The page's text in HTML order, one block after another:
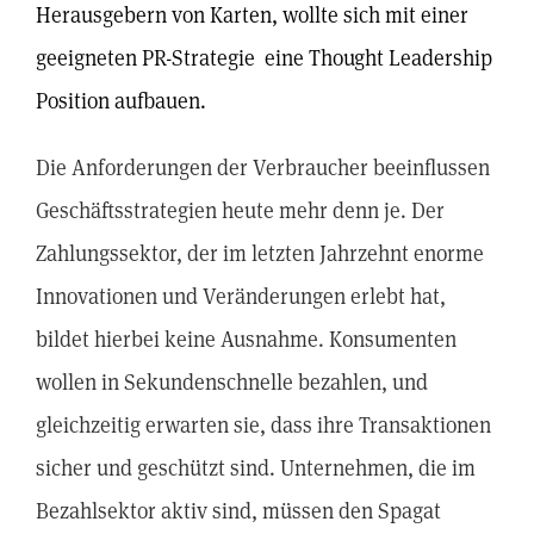
Herausgebern von Karten, wollte sich mit einer
geeigneten PR-Strategie eine Thought Leadership
Position aufbauen.
Die Anforderungen der Verbraucher beeinflussen
Geschäftsstrategien heute mehr denn je. Der
Zahlungssektor, der im letzten Jahrzehnt enorme
Innovationen und Veränderungen erlebt hat,
bildet hierbei keine Ausnahme. Konsumenten
wollen in Sekundenschnelle bezahlen, und
gleichzeitig erwarten sie, dass ihre Transaktionen
sicher und geschützt sind. Unternehmen, die im
Bezahlsektor aktiv sind, müssen den Spagat